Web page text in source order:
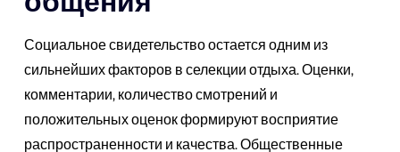
Социальное свидетельство остается одним из
сильнейших факторов в селекции отдыха. Оценки,
комментарии, количество смотрений и
положительных оценок формируют восприятие
распространенности и качества. Общественные